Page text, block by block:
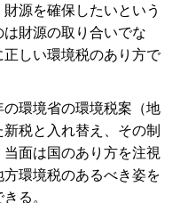
源を確保したいという
財源の取り合いでな
しい環境税のあり方で
環境省の環境税案（地
税と入れ替え、その制
面は国のあり方を注視
環境税のあるべき姿を
る。